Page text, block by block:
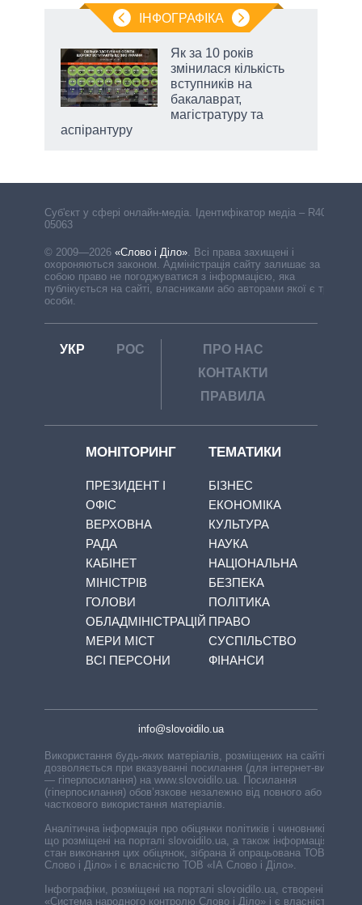
ІНФОГРАФІКА
Як за 10 років
змінилася кількість
вступників на
бакалаврат,
магістратуру та
аспірантуру
Cуб'єкт у сфері онлайн-медіа. Ідентифікатор медіа – R40-
05063
© 2009—2026 «Слово і Діло». Всі права захищені і
охороняються законом. Адміністрація сайту залишає за
собою право не погоджуватися з інформацією, яка
публікується на сайті, власниками або авторами якої є треті
особи.
УКР РОС
ПРО НАС
КОНТАКТИ
ПРАВИЛА
МОНІТОРИНГ
ПРЕЗИДЕНТ І
ОФІС
ВЕРХОВНА
РАДА
КАБІНЕТ
МІНІСТРІВ
ГОЛОВИ
ОБЛАДМІНІСТРАЦІЙ
МЕРИ МІСТ
ВСІ ПЕРСОНИ
ТЕМАТИКИ
БІЗНЕС
ЕКОНОМІКА
КУЛЬТУРА
НАУКА
НАЦІОНАЛЬНА
БЕЗПЕКА
ПОЛІТИКА
ПРАВО
СУСПІЛЬСТВО
ФІНАНСИ
info@slovoidilo.ua
Використання будь-яких матеріалів, розміщених на сайті,
дозволяється при вказуванні посилання (для інтернет-видань
— гіперпосилання) на www.slovoidilo.ua. Посилання
(гіперпосилання) обов’язкове незалежно від повного або
часткового використання матеріалів.
Аналітична інформація про обіцянки політиків і чиновників,
що розміщені на порталі slovoidilo.ua, а також інформація про
стан виконання цих обіцянок, зібрана й опрацьована ТОВ «ІА
Слово і Діло» і є власністю ТОВ «ІА Слово і Діло».
Інфографіки, розміщені на порталі slovoidilo.ua, створені ГО
«Система народного контролю Слово і Діло» і є власністю